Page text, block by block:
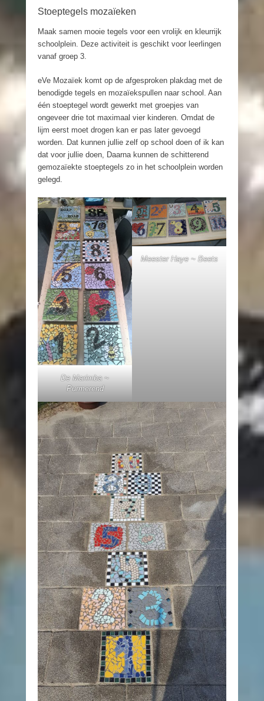
Stoeptegels mozaïeken
Maak samen mooie tegels voor een vrolijk en kleurrijk
schoolplein. Deze activiteit is geschikt voor leerlingen
vanaf groep 3.
eVe Mozaïek komt op de afgesproken plakdag met de
benodigde tegels en mozaïekspullen naar school. Aan
één stoeptegel wordt gewerkt met groepjes van
ongeveer drie tot maximaal vier kinderen. Omdat de
lijm eerst moet drogen kan er pas later gevoegd
worden. Dat kunnen jullie zelf op school doen of ik kan
dat voor jullie doen, Daarna kunnen de schitterend
gemozaïekte stoeptegels zo in het schoolplein worden
gelegd.
De Marimba ~
Purmerend
Meester Haye ~ Beets